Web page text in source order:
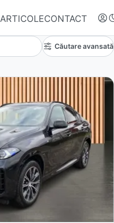
ARTICOLECONTACT
Autentifică-te
Nu ai oferte favorite
Căutare avansată